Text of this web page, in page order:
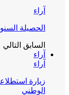
آراء
الحصيلة
السابق التالي
آراء
آراء
زيارة
الوطني